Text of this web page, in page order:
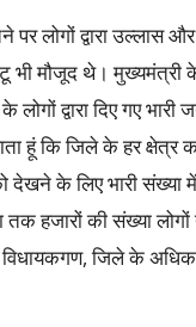
लोगों द्वारा उल्लास और
भी मौजूद थे। मुख्यमंत्री
द्वारा दिए गए
हूं कि जिले के हर
देखने के लिए भारी
हजारों की संख्या
जिले के